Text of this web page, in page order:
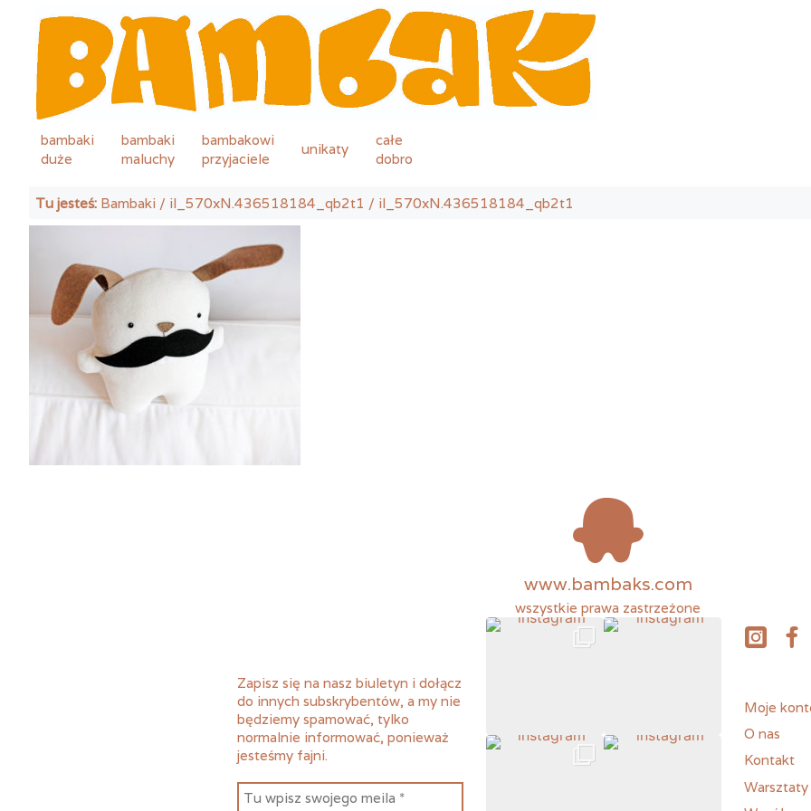
bambaki
duże
bambaki
maluchy
bambakowi
przyjaciele
unikaty
całe
dobro
Tu jesteś: Bambaki / il_570xN.436518184_qb2t1 / il_570xN.436518184_qb2t1
www.bambaks.com
wszystkie prawa zastrzeżone
Zapisz się na nasz biuletyn i dołącz
do innych subskrybentów, a my nie
będziemy spamować, tylko
normalnie informować, ponieważ
jesteśmy fajni.
Moje
O nas
Kontakt
Warsztaty